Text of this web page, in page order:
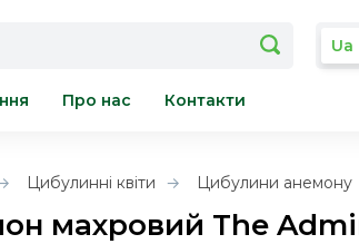
Ua
Про нас Контакти
Цибулинні квіти Цибулини анемону
махровий The